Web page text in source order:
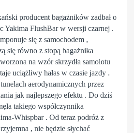
producent bagażników zadbał o
Yakima FlushBar w wersji czarnej .
się z samochodem ,
się równo z stopą bagażnika
na wzór skrzydła samolotu
uciążliwy hałas w czasie jazdy .
aerodynamicznych przez
jak najlepszego efektu . Do dziś
takiego współczynnika
Whispbar . Od teraz podróż z
, nie będzie słychać